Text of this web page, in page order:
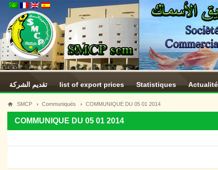
تقديم الشركة list of export prices Statistiques
SMCP Communiqués COMMUNIQUE DU 05 01 2014
COMMUNIQUE DU 05 01 2014